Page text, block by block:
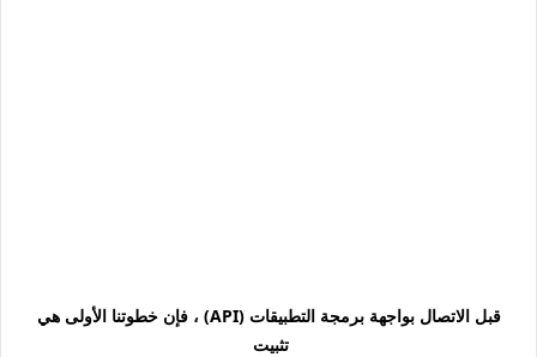
قبل الاتصال بواجهة برمجة التطبيقات (API) ، فإن خطوتنا الأولى هي
تثبيت